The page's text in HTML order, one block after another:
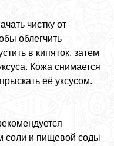
чистку от
облегчить
в кипяток, затем
Кожа снимается
её уксусом.
соли и пищевой соды